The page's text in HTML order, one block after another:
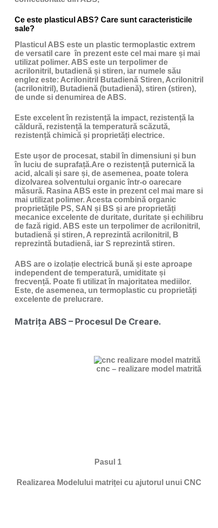
Ce este plasticul ABS? Care sunt caracteristicile
sale?
Plasticul ABS este un plastic termoplastic extrem
de versatil care în prezent este cel mai mare și mai
utilizat polimer. ABS este un terpolimer de
acrilonitril, butadienă și stiren, iar numele său
englez este: Acrilonitril Butadienă Stiren, Acrilonitril
(acrilonitril), Butadienă (butadienă), stiren (stiren),
de unde si denumirea de ABS.
Este excelent în rezistență la impact, rezistență la
căldură, rezistență la temperatură scăzută,
rezistență chimică și proprietăți electrice.
Este ușor de procesat, stabil în dimensiuni și bun
în luciu de suprafață.Are o rezistență puternică la
acid, alcali și sare și, de asemenea, poate tolera
dizolvarea solventului organic într-o oarecare
măsură. Rasina ABS este in prezent cel mai mare si
mai utilizat polimer. Acesta combină organic
proprietățile PS, SAN și BS și are proprietăți
mecanice excelente de duritate, duritate și echilibru
de fază rigid. ABS este un terpolimer de acrilonitril,
butadienă și stiren, A reprezintă acrilonitril, B
reprezintă butadienă, iar S reprezintă stiren.
ABS are o izolație electrică bună și este aproape
independent de temperatură, umiditate și
frecvență. Poate fi utilizat în majoritatea mediilor.
Este, de asemenea, un termoplastic cu proprietăți
excelente de prelucrare.
Matrița ABS – Procesul De Creare.
cnc – realizare model matrită
Pasul 1
Realizarea Modelului matriței cu ajutorul unui CNC